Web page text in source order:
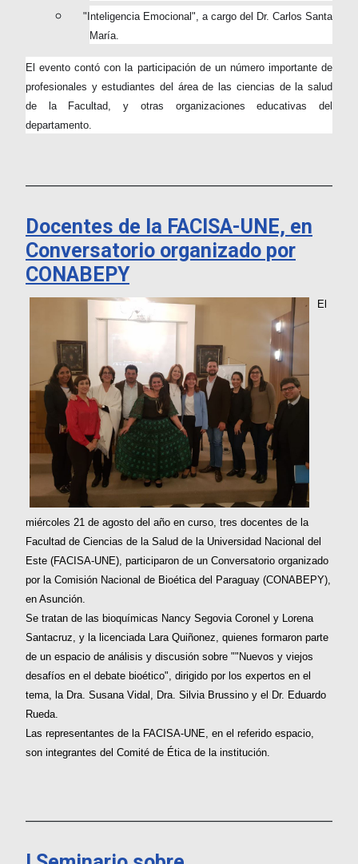
"Inteligencia Emocional", a cargo del Dr. Carlos Santa
María.
El evento contó con la participación de un número importante de
profesionales y estudiantes del área de las ciencias de la salud
de la Facultad, y otras organizaciones educativas del
departamento.
Docentes de la FACISA-UNE, en
Conversatorio organizado por
CONABEPY
El
miércoles 21 de agosto del año en curso, tres docentes de la
Facultad de Ciencias de la Salud de la Universidad Nacional del
Este (FACISA-UNE), participaron de un Conversatorio organizado
por la Comisión Nacional de Bioética del Paraguay (CONABEPY),
en Asunción.
Se tratan de las bioquímicas Nancy Segovia Coronel y Lorena
Santacruz, y la licenciada Lara Quiñonez, quienes formaron parte
de un espacio de análisis y discusión sobre ""Nuevos y viejos
desafíos en el debate bioético", dirigido por los expertos en el
tema, la Dra. Susana Vidal, Dra. Silvia Brussino y el Dr. Eduardo
Rueda.
Las representantes de la FACISA-UNE, en el referido espacio,
son integrantes del Comité de Ética de la institución.